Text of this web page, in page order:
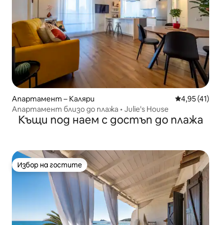
Апартамент – Каляри Средна
4,95 (41)
Апартамент близо до плажа • Julie's House
Къщи под наем с достъп до плажа
Избор на гостите
Избор на гостите